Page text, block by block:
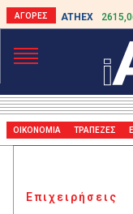
ATHEX
ΟΙΚΟΝΟΜΙΑ ΤΡΑΠΕΖΕΣ
Επιχειρήσεις